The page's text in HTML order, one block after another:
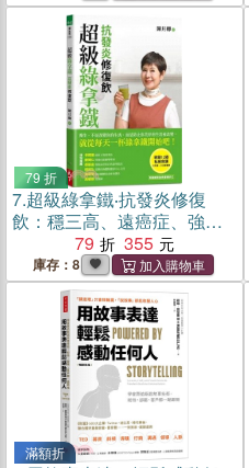
79 折
7.超級綠拿鐵‧抗發炎修復
飲：穩三高、遠癌症、強代
謝，修復慢性病體質的每日
第一杯！
79 355
庫存：8
滿額折